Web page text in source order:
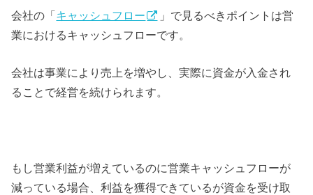
会社の「キャッシュフロー
」で見るべきポイントは営
業におけるキャッシュフローです。
会社は事業により売上を増やし、実際に資金が入金され
ることで経営を続けられます。
もし営業利益が増えているのに営業キャッシュフローが
減っている場合、利益を獲得できているが資金を受け取